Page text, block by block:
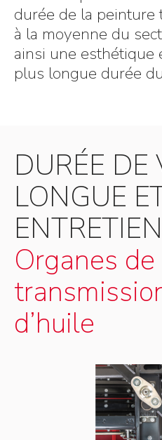
durée de la peinture
à la moyenne du
ainsi une esthétique
plus longue durée
DURÉE DE
LONGUE
Organes de
d’huile